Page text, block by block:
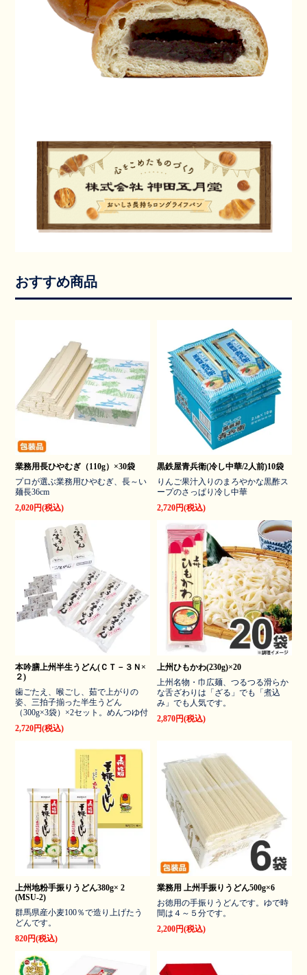
おすすめ商品
業務用長ひやむぎ（110g）×30袋
プロが選ぶ業務用ひやむぎ、長～い
麺長36cm
2,020円(税込)
黒鉄屋青兵衛(冷し中華/2人前)10袋
りんご果汁入りのまろやかな黒酢ス
ープのさっぱり冷し中華
2,720円(税込)
本吟膳上州半生うどん(ＣＴ－３Ｎ×
２)
歯ごたえ、喉ごし、茹で上がりの
姿、三拍子揃った半生うどん
（300g×3袋）×2セット。めんつゆ付
2,720円(税込)
上州ひもかわ(230g)×20
上州名物・巾広麺、つるつる滑らか
な舌ざわりは「ざる」でも「煮込
み」でも人気です。
2,870円(税込)
上州地粉手振りうどん380g× 2
(MSU-2)
群馬県産小麦100％で造り上げたう
どんです。
820円(税込)
業務用 上州手振りうどん500g×6
お徳用の手振りうどんです。ゆで時
間は４～５分です。
2,200円(税込)